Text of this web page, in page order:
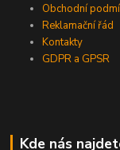
Obchodní
Reklamační řád
Kontakty
GDPR a GPSR
Kde nás